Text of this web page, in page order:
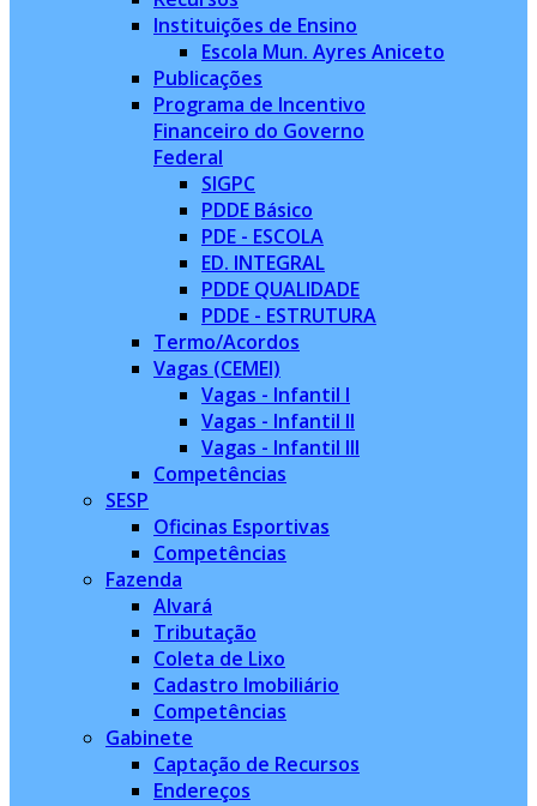
Instituições de Ensino
Escola Mun. Ayres Aniceto
Publicações
Programa de Incentivo
Financeiro do Governo
Federal
SIGPC
PDDE Básico
PDE - ESCOLA
ED. INTEGRAL
PDDE QUALIDADE
PDDE - ESTRUTURA
Termo/Acordos
Vagas (CEMEI)
Vagas - Infantil I
Vagas - Infantil II
Vagas - Infantil III
Competências
SESP
Oficinas Esportivas
Competências
Fazenda
Alvará
Tributação
Coleta de Lixo
Cadastro Imobiliário
Competências
Gabinete
Captação de Recursos
Endereços